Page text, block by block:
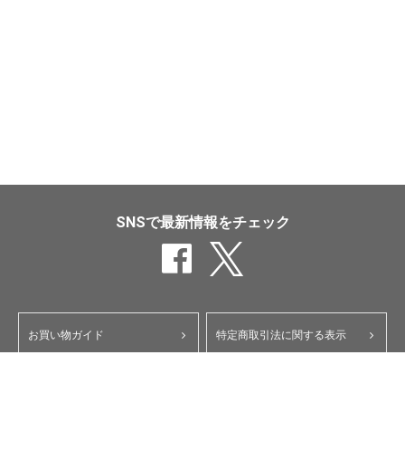
SNSで最新情報をチェック
お買い物ガイド 特定商取引法に関する表示